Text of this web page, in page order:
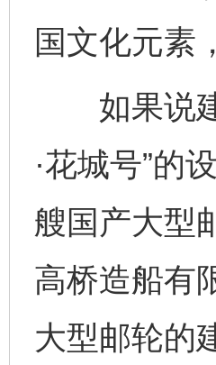
国文化元素
如果说建
·花城号”的
艘国产大型
高桥造船有
大型邮轮的